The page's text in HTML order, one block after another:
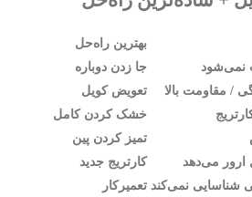
بهترین راه‌حل
نمی‌شود
جا زدن دوباره
/ مقاومت بالا
تعویض کویل
خشک کردن کامل
تمیز کردن پین
ارور می‌دهد
کارتریج جدید
شناسایی نمی‌کند تعمیرکار